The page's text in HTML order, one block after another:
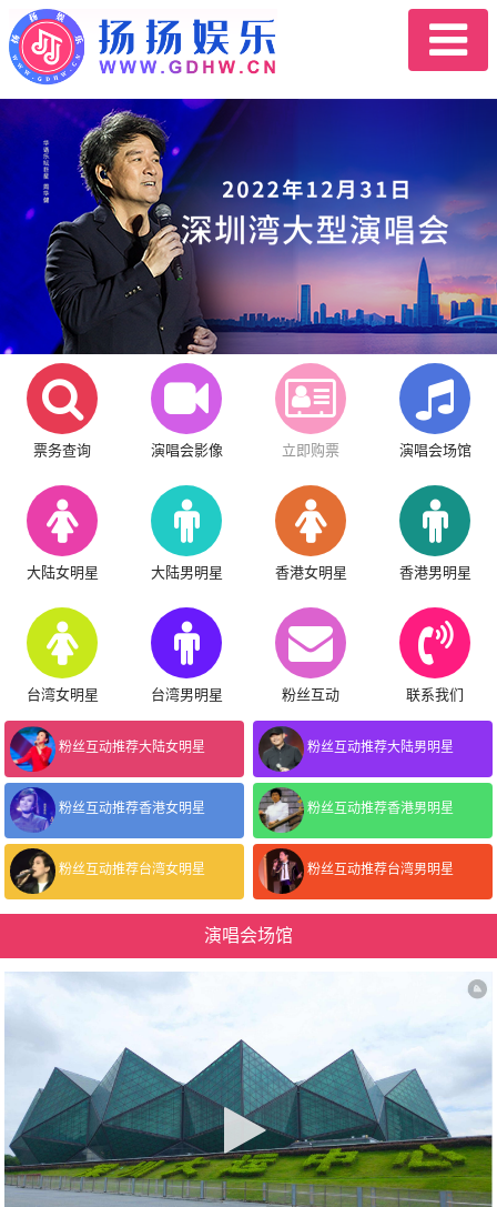
票务查询 演唱会影像 立即购票 演唱会场馆
大陆女明星 大陆男明星 香港女明星 香港男明星
台湾女明星 台湾男明星 粉丝互动 联系我们
粉丝互动推荐大陆女明星 粉丝互动推荐大陆男明星
粉丝互动推荐香港女明星 粉丝互动推荐香港男明星
粉丝互动推荐台湾女明星 粉丝互动推荐台湾男明星
演唱会场馆